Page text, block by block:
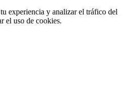
experiencia y analizar el tráfico del
el uso de cookies.